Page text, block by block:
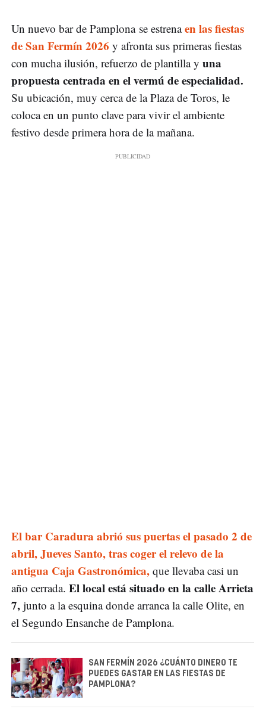
Un nuevo bar de Pamplona se estrenaen las fiestas
de San Fermín 2026 y afronta sus primeras fiestas
con mucha ilusión, refuerzo de plantilla y una
propuesta centrada en el vermú de especialidad.
Su ubicación, muy cerca de la Plaza de Toros, le
coloca en un punto clave para vivir el ambiente
festivo desde primera hora de la mañana.
El bar Caradura abrió sus puertas el pasado 2 de
abril, Jueves Santo, tras coger el relevo de la
antigua Caja Gastronómica, que llevaba casi un
año cerrada. El local está situado en la calle Arrieta
7, junto a la esquina donde arranca la calle Olite, en
el Segundo Ensanche de Pamplona.
SAN FERMÍN 2026 ¿CUÁNTO DINERO TE
PUEDES GASTAR EN LAS FIESTAS DE
PAMPLONA?